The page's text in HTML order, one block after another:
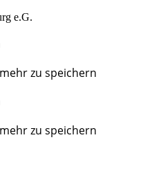
e.G.
zu speichern
zu speichern